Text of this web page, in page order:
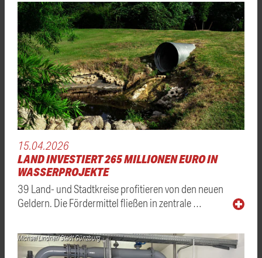
15.04.2026
LAND INVESTIERT 265 MILLIONEN EURO IN
WASSERPROJEKTE
39 Land- und Stadtkreise profitieren von den neuen
Geldern. Die Fördermittel fließen in zentrale …
Michael Lindner/ Stadt Günzburg